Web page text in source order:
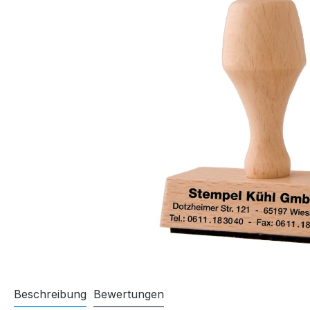
Beschreibung Bewertungen